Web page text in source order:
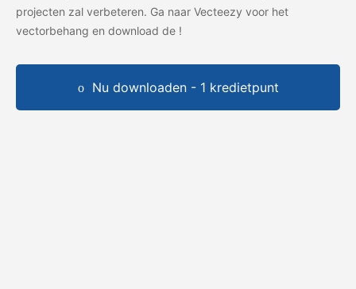
projecten zal verbeteren. Ga naar Vecteezy voor het
vectorbehang en download de !
Nu downloaden - 1 kredietpunt